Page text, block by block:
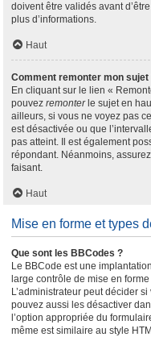
doivent être validés avant
plus d’informations.
Haut
Comment remonter mon sujet
En cliquant sur le lien «
pouvez remonterle sujet en
ailleurs, si vous ne voyez pas
est désactivée ou que
pas atteint. Il est également
répondant. Néanmoins,
faisant.
Haut
Mise en forme et types
Que sont les BBCodes ?
Le BBCode est une
large contrôle de mise en
L’administrateur peut décider
pouvez aussi les désactiver
l’option appropriée du
même est similaire au style